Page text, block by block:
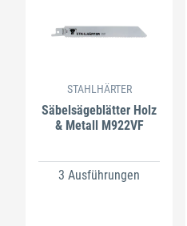
STAHLHÄRTER
Säbelsägeblätter Holz
& Metall M922VF
3 Ausführungen